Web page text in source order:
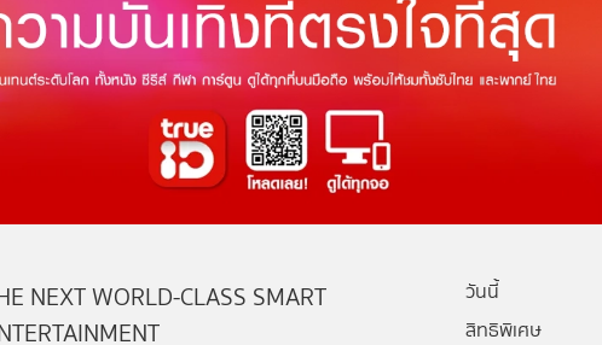
NEXT WORLD-CLASS SMART
วันนี้
สิทธิพิเศษ